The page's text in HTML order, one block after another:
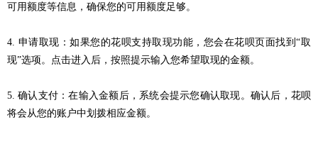
可用额度等信息，确保您的可用额度足够。
4. 申请取现：如果您的花呗支持取现功能，您会在花呗页面找到“取
现”选项。点击进入后，按照提示输入您希望取现的金额。
5. 确认支付：在输入金额后，系统会提示您确认取现。确认后，花呗
将会从您的账户中划拨相应金额。